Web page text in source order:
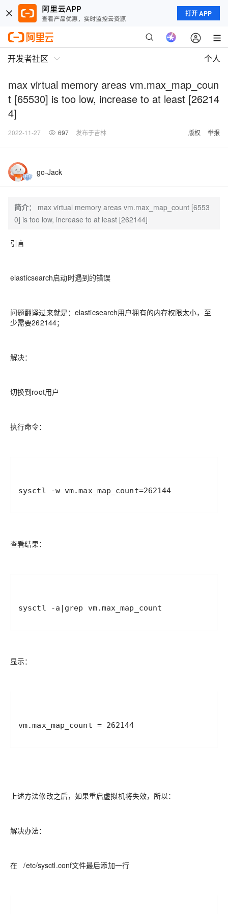
打开 APP
开发者社区 个人
max virtual memory areas vm.max_map_coun
t [65530] is too low, increase to at least [26214
4]
2022-11-27 697 发布于吉林 版权 举报
go-Jack
简介：
max virtual memory areas vm.max_map_count [6553
0] is too low, increase to at least [262144]
引言
elasticsearch启动时遇到的错误
问题翻译过来就是：elasticsearch用户拥有的内存权限太小，至
少需要262144；
解决：
切换到root用户
执行命令：
sysctl -w vm.max_map_count=262144
查看结果：
sysctl -a|grep vm.max_map_count
显示：
vm.max_map_count = 262144
上述方法修改之后，如果重启虚拟机将失效，所以：
解决办法：
在 /etc/sysctl.conf文件最后添加一行